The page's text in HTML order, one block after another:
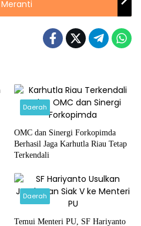
Daerah
OMC dan Sinergi Forkopimda
Berhasil Jaga Karhutla Riau Tetap
Terkendali
Daerah
Temui Menteri PU, SF Hariyanto